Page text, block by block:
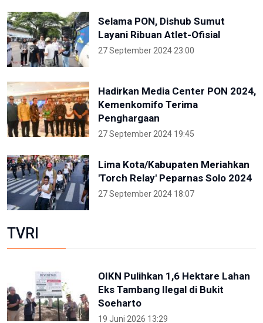
Selama PON, Dishub Sumut
Layani Ribuan Atlet-Ofisial
27 September 2024 23:00
Hadirkan Media Center PON 2024,
Kemenkomifo Terima
Penghargaan
27 September 2024 19:45
Lima Kota/Kabupaten Meriahkan
'Torch Relay' Peparnas Solo 2024
27 September 2024 18:07
TVRI
OIKN Pulihkan 1,6 Hektare Lahan
Eks Tambang Ilegal di Bukit
Soeharto
19 Juni 2026 13:29